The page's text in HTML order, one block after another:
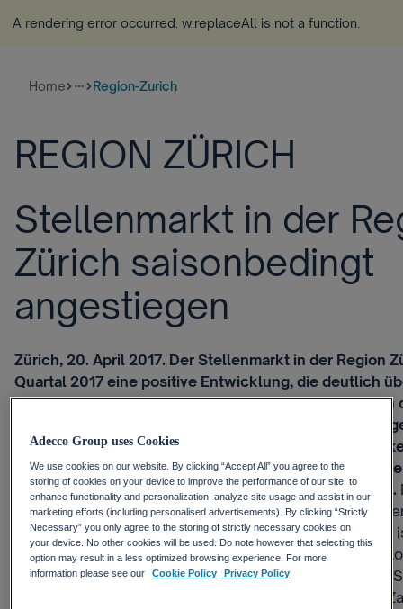
A rendering error occurred: w.replaceAll is not a function
Home more_horiz Region-Zurich
REGION ZÜRICH
Stellenmarkt in der
Zürich saisonbedingt
angestiegen
Zürich, 20. April 2017. Der Stellenmarkt in der Region
Quartal 2017 eine positive Entwicklung, die deutlich
gesamtschweizerischen Durchschnitt liegt. Entgegen
Trend nimmt der Stellenmarkt in der Region Zürich
zum Vorjahr ab. Die einzelnen Berufsbereiche
unterschiedlich. Dies zeigt die wissenschaftlich
Adecco Swiss Job Market Index der Universität Zürich.
Job Market Index für den gesamtschweizerischen
Vergleich mit dem Vorquartal um 11 Prozent an.
auch durch saisonale Effekte. Werden diese
Stellenangebot nur schwach. Nachdem der Schweizer
Jahr 2016 wieder gewachsen ist, weisen die aktuellen
Adecco Group uses Cookies
We use cookies on our website. By clicking “Accept All” you agree to the
storing of cookies on your device to improve the performance of our site, to
enhance functionality and personalization, analyze site usage and assist in our
marketing efforts (including personalised advertisements). By clicking “Strictly
Necessary” you only agree to the storing of strictly necessary cookies on
your device. No other cookies will be used. Do note however that selecting this
option may result in a less optimized browsing experience. For more
information please see our
Cookie Policy Privacy Policy